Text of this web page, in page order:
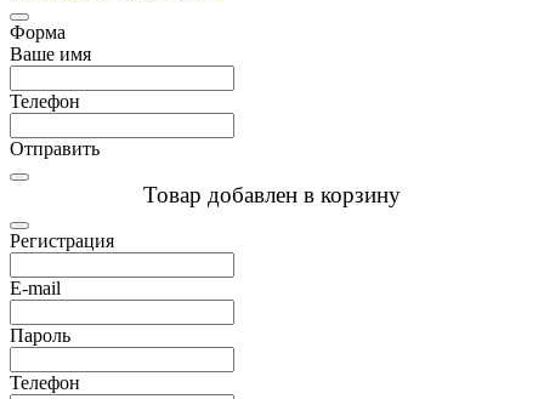
Форма
Ваше имя
Телефон
Отправить
Товар добавлен в корзину
Регистрация
E-mail
Пароль
Телефон